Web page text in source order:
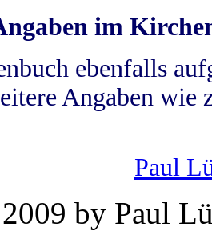
im
ebenfalls
Angaben wie
Paul
by Paul